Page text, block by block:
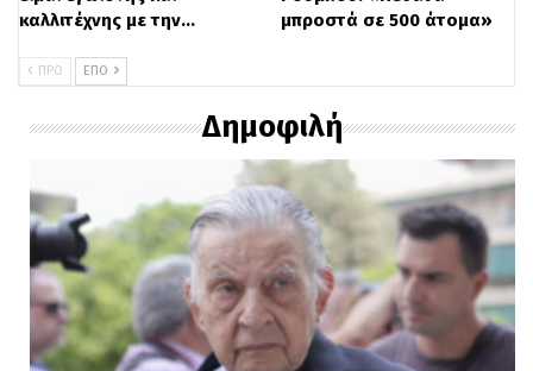
καλλιτέχνης με την…
μπροστά σε 500 άτομα»
ΠΡΟ ΕΠΌ
Δημοφιλή